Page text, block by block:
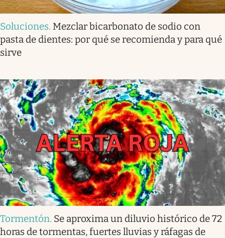
Soluciones. Mezclar bicarbonato de sodio con
pasta de dientes: por qué se recomienda y para qué
sirve
Tormentón. Se aproxima un diluvio histórico de 72
horas de tormentas, fuertes lluvias y ráfagas de